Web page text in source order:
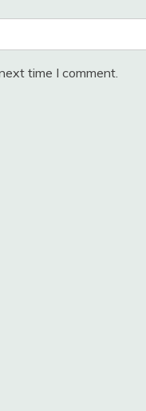
time I comment.